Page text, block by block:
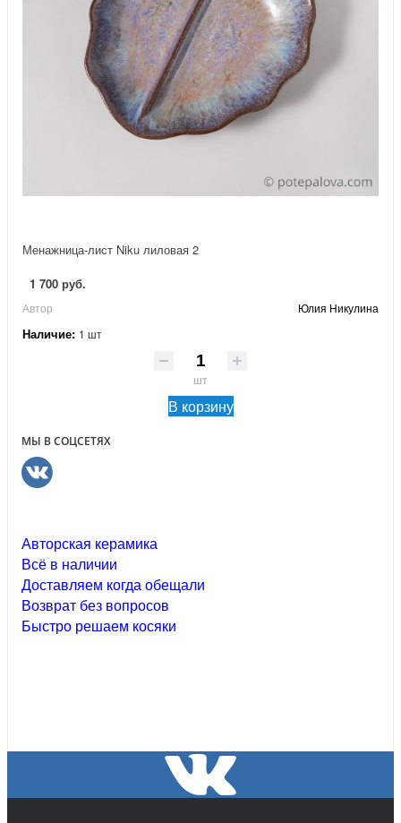
Менажница-лист Niku лиловая 2
1 700 руб.
Автор Юлия Никулина
Наличие: 1 шт
шт
В корзину
МЫ В СОЦСЕТЯХ
Авторская керамика
Всё в наличии
Доставляем когда обещали
Возврат без вопросов
Быстро решаем косяки